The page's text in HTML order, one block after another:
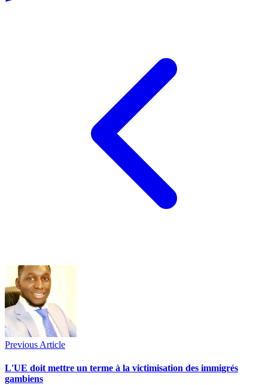
Previous Article
L'UE doit mettre un terme à la victimisation des immigrés
gambiens